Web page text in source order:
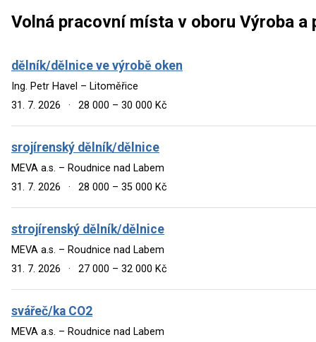
Volná pracovní místa v oboru Výroba a
dělník/dělnice ve výrobě oken
Ing. Petr Havel – Litoměřice
31. 7. 2026
· 28 000 – 30 000 Kč
srojírenský dělník/dělnice
MEVA a.s. – Roudnice nad Labem
31. 7. 2026
· 28 000 – 35 000 Kč
strojírenský dělník/dělnice
MEVA a.s. – Roudnice nad Labem
31. 7. 2026
· 27 000 – 32 000 Kč
svářeč/ka CO2
MEVA a.s. – Roudnice nad Labem